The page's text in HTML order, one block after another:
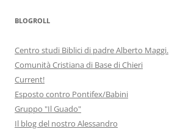
BLOGROLL
Centro studi Biblici di padre Alberto Maggi.
Comunità Cristiana di Base di Chieri
Current!
Esposto contro Pontifex/Babini
Gruppo "Il Guado"
Il blog del nostro Alessandro